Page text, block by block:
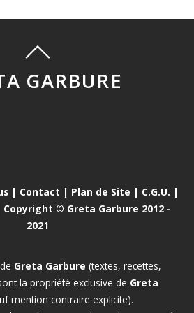
GARBURE
| Contact | Plan de Site | C.G.U. |
Copyright © Greta Garbure 2012 -
2021
Greta Garbure (textes, recettes,
la propriété exclusive de Greta
mention contraire explicite).